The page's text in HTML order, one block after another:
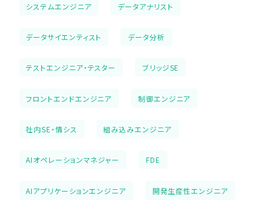
システムエンジニア データアナリスト
データサイエンティスト データ分析
テストエンジニア・テスター ブリッジSE
フロントエンドエンジニア 制御エンジニア
社内SE・情シス 組み込みエンジニア
AIオペレーションマネジャー FDE
AIアプリケーションエンジニア 開発生産性エンジニア